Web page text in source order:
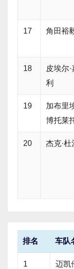
17 角田裕
18
皮埃尔
利
19
加布里
博托莱
20 杰克·杜
排名 车队
1 迈凯